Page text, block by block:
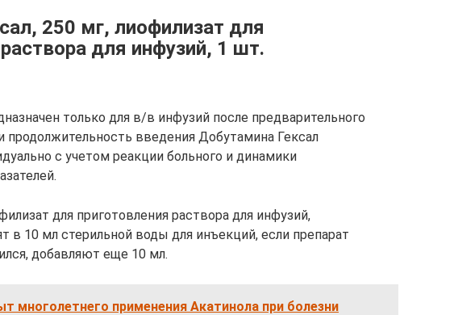
250 мг, лиофилизат для
для инфузий, 1 шт.
только для в/в инфузий после предварительного
продолжительность введения Добутамина Гексал
с учетом реакции больного и динамики
для приготовления раствора для инфузий,
в 10 мл стерильной воды для инъекций, если препарат
добавляют еще 10 мл.
многолетнего применения Акатинола при болезни